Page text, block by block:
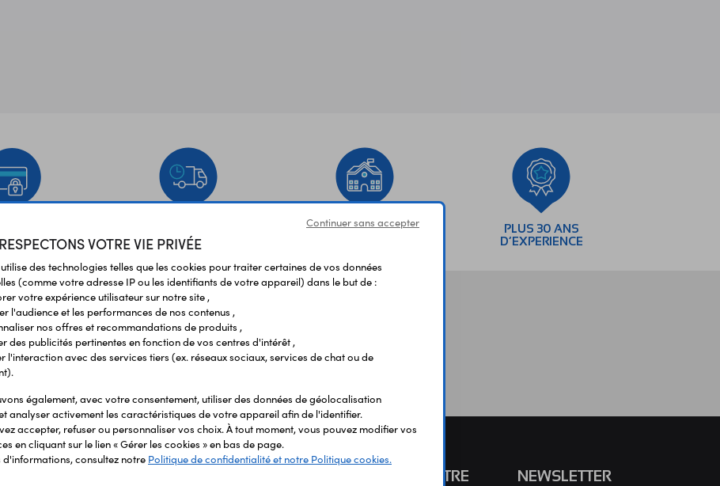
RAPIDE
ÉTABLISSEMENTS
PLUS 30 ANS
D’EXPERIENCE
Vos aviset témoignages
NOUS CONNAÎTRE NEWSLETTER
Continuer sans accepter
VOTRE VIE PRIVÉE
des technologies telles que les cookies pour traiter certaines de vos données
(comme votre adresse IP ou les identifiants de votre appareil) dans le but de :
votre expérience utilisateur sur notre site ,
l'audience et les performances de nos contenus ,
nos offres et recommandations de produits ,
des publicités pertinentes en fonction de vos centres d'intérêt ,
l'interaction avec des services tiers (ex. réseaux sociaux, services de chat ou de
également, avec votre consentement, utiliser des données de géolocalisation
analyser activement les caractéristiques de votre appareil afin de l'identifier.
accepter, refuser ou personnaliser vos choix. À tout moment, vous pouvez modifier vos
en cliquant sur le lien « Gérer les cookies » en bas de page.
d'informations, consultez notre Politique de confidentialité et notre Politique cookies.